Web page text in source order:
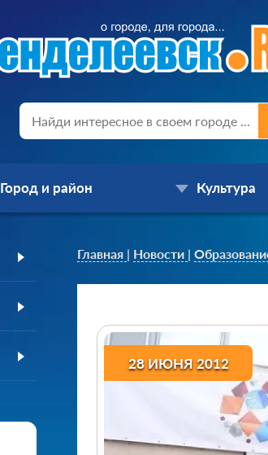
Город и район Культура
Главная | Новости |
28 ИЮНЯ 2012